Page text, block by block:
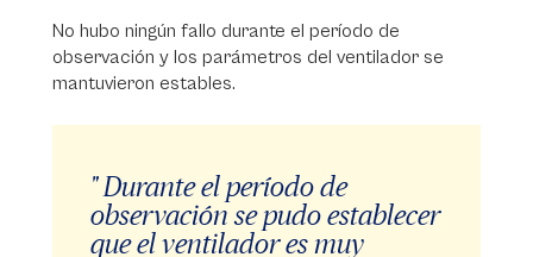
No hubo ningún fallo durante el período de
observación y los parámetros del ventilador se
mantuvieron estables.
" Durante el período de
observación se pudo establecer
que el ventilador es muy